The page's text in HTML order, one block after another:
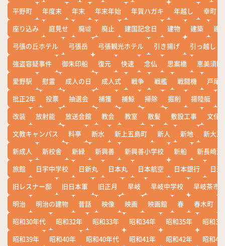
平野町
年度末 年末 年末年始 年賀ハガキ 年越し
幸町
座り込み
庭見せ 廃墟 廃止 建国記念日 建物 建築
建
弓張の丘ホテル
弓張岳 弓張観光ホテル 引き揚げ
引っ越し
強盗容疑事件
御朱印船 復元 快速 念仏 思案橋
恵美須町
愛野駅
慰霊 成人の日 成人式 戦争 戦艦 戦闘機
戸尾
批正2年
投票 抽選会 捕獲 捕鯨 掃除 掘削 揚陸艇
改装
放射能 放送会館 教会 教室 散髪 敷設工事
文化
文教キャンパス
料亭 断水 新上五島町 新人 新地
新大工
新成人
新校舎 新緑 新興善 新興善小学校 新船
新長崎漁
旅館
日宇中学校 日新丸 日本丸 日本航空 日本銀行
日
旧レスナー邸
旧日本軍 旧正月 早岐 早岐中学校
早岐茶市
明治
明治の建物 昔話 映像 映画 映画館 春 春木町
昭和30年代
昭和32年 昭和33年 昭和34年 昭和35年
昭和36
昭和39年
昭和40年 昭和40年代 昭和41年 昭和42年
昭和43